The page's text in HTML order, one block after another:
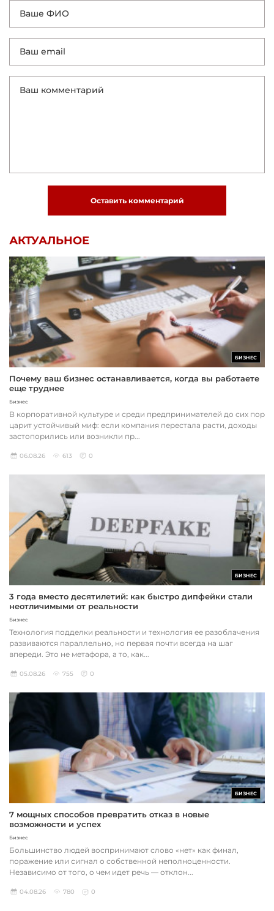
Оставить комментарий
АКТУАЛЬНОЕ
БИЗНЕС
Почему ваш бизнес останавливается, когда вы работаете
еще труднее
Бизнес
В корпоративной культуре и среди предпринимателей до сих пор
царит устойчивый миф: если компания перестала расти, доходы
застопорились или возникли пр...
06.08.26 613 0
БИЗНЕС
3 года вместо десятилетий: как быстро дипфейки стали
неотличимыми от реальности
Бизнес
Технология подделки реальности и технология ее разоблачения
развиваются параллельно, но первая почти всегда на шаг
впереди. Это не метафора, а то, как...
05.08.26 755 0
БИЗНЕС
7 мощных способов превратить отказ в новые
возможности и успех
Бизнес
Большинство людей воспринимают слово «нет» как финал,
поражение или сигнал о собственной неполноценности.
Независимо от того, о чем идет речь — отклон...
04.08.26 780 0